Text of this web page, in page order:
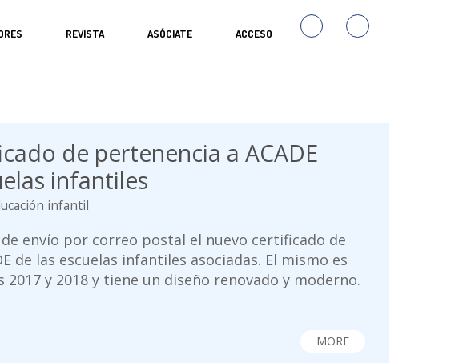
REVISTA ASÓCIATE ACCESO
de pertenencia a ACADE
infantiles
infantil
envío por correo postal el nuevo certificado de
de las escuelas infantiles asociadas. El mismo es
2017 y 2018 y tiene un diseño renovado y moderno.
MORE